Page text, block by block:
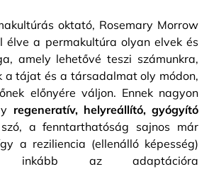
oktató, Rosemary Morrow
élve a permakultúra olyan elvek és
amely lehetővé teszi számunkra,
a tájat és a társadalmat oly módon,
előnyére váljon. Ennek nagyon
regeneratív, helyreállító, gyógyító
a fenntarthatóság sajnos már
a reziliencia (ellenálló képesség)
inkább az adaptációra